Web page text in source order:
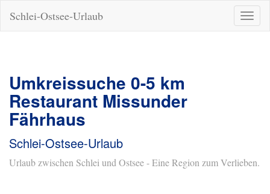
ein-/
Schlei-Ostsee-Urlaub
Umkreissuche 0-5 km
Restaurant Missunder
Fährhaus
Schlei-Ostsee-Urlaub
Urlaub zwischen Schlei und Ostsee - Eine Region zum Verlieben.